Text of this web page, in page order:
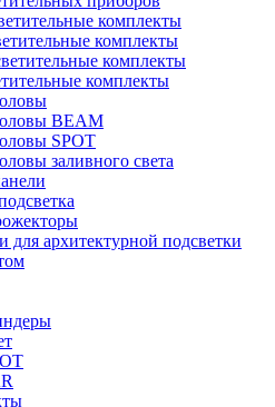
комплекты
комплекты
комплекты
комплекты
BEAM
SPOT
заливного света
для архитектурной подсветки